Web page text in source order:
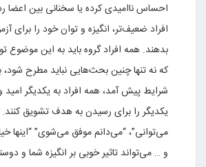
احساس ناامیدی کرده یا سخنانی بین اعضا
افراد ضعیف‌تر، انگیزه و توان خود را برای
بدهند. همه افراد گروه باید به این موضوع
که نه تنها چنین بحث‌هایی نباید مطرح شود،
شرایط پیش آمد، همه افراد به یکدیگر امید
یکدیگر را برای رسیدن به هدف تشویق کنند.
می‌توانی”، “می‌دانم موفق می‌شوی” “اینها
و … می‌تواند تاثیر خوبی بر انگیزه شما و